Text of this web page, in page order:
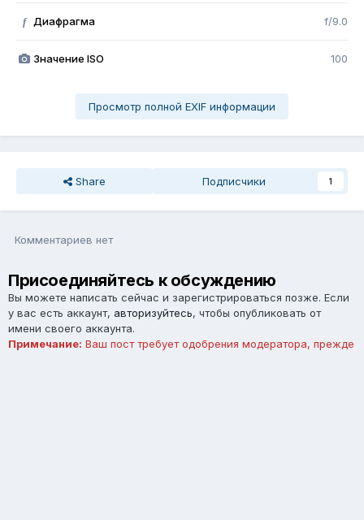
f Диафрагма f/9.0
Значение ISO 100
Просмотр полной EXIF информации
Share Подписчики 1
Комментариев нет
Присоединяйтесь к обсуждению
Вы можете написать сейчас и зарегистрироваться позже. Если
у вас есть аккаунт, авторизуйтесь, чтобы опубликовать от
имени своего аккаунта.
Примечание: Ваш пост требует одобрения модератора, прежде